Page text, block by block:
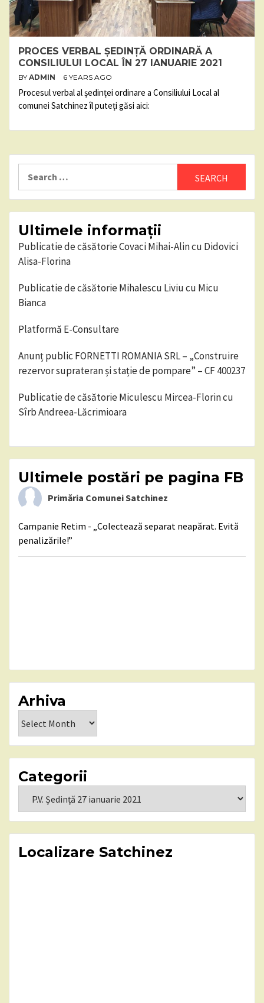
PROCES VERBAL ȘEDINȚĂ ORDINARĂ A
CONSILIULUI LOCAL ÎN 27 IANUARIE 2021
BY ADMIN 6 YEARS AGO
Procesul verbal al ședinței ordinare a Consiliului Local al
comunei Satchinez îl puteți găsi aici:
Ultimele informații
Publicatie de căsătorie Covaci Mihai-Alin cu Didovici
Alisa-Florina
Publicatie de căsătorie Mihalescu Liviu cu Micu
Bianca
Platformă E-Consultare
Anunț public FORNETTI ROMANIA SRL – „Construire
rezervor suprateran și stație de pompare” – CF 400237
Publicatie de căsătorie Miculescu Mircea-Florin cu
Sîrb Andreea-Lăcrimioara
Ultimele postări pe pagina FB
Primăria Comunei Satchinez
Campanie Retim - „Colectează separat neapărat. Evită
penalizările!”
Arhiva
Categorii
Localizare Satchinez